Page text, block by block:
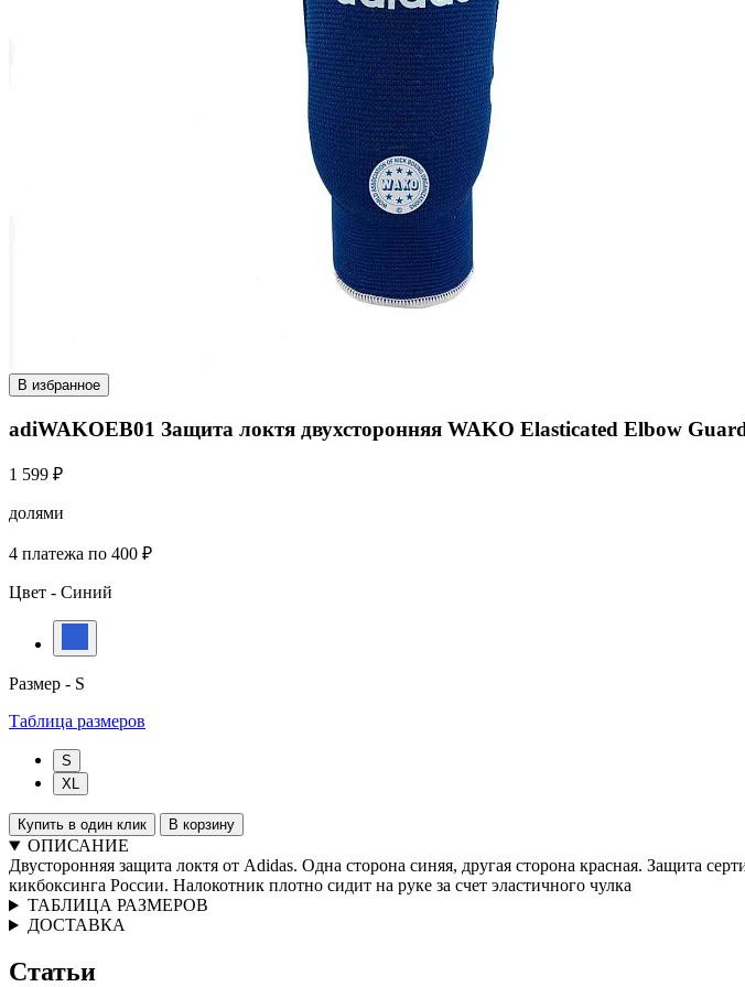
В избранное
adiWAKOEB01 Защита локтя двухсторонняя WAKO Elasticated Elbow
1 599 ₽
долями
4 платежа по 400 ₽
Цвет - Синий
Размер - S
Таблица размеров
S
XL
Купить в один клик В корзину
ОПИСАНИЕ
Двусторонняя защита локтя от Adidas. Одна сторона синяя, другая сторона красная. Защита
кикбоксинга России. Налокотник плотно сидит на руке за счет эластичного чулка
ТАБЛИЦА РАЗМЕРОВ
ДОСТАВКА
Статьи